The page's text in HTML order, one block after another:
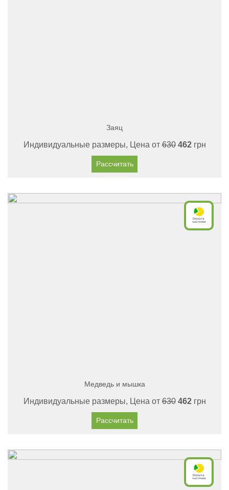
Заяц
Индивидуальные размеры, Цена от630 462грн
Рассчитать
Медведь и мышка
Индивидуальные размеры, Цена от630 462грн
Рассчитать